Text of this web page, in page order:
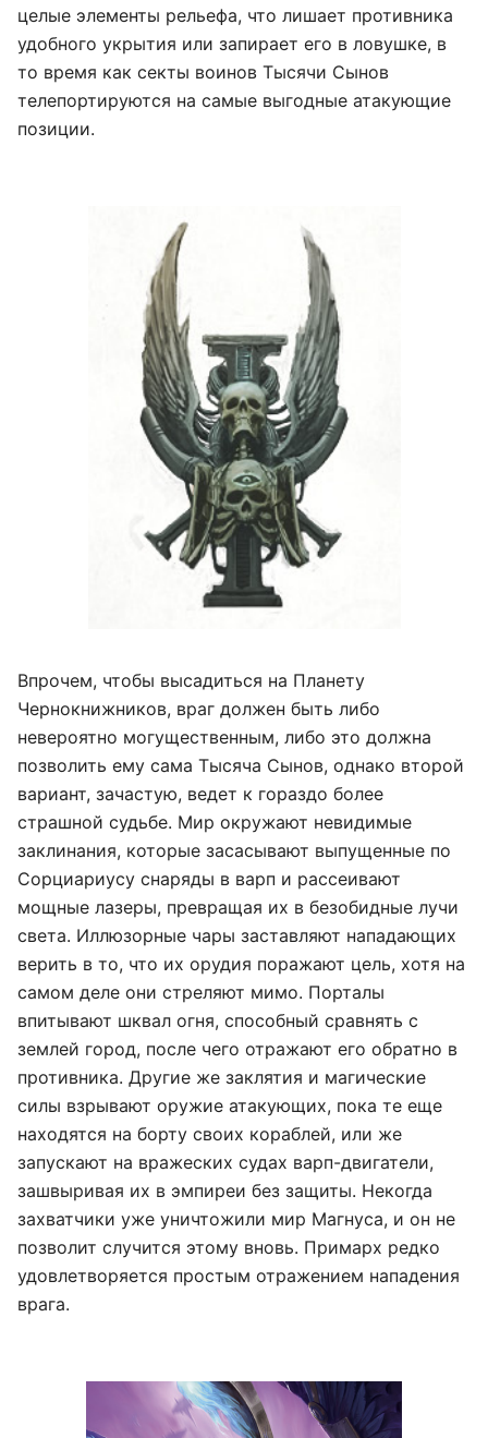
целые элементы рельефа, что лишает противника
удобного укрытия или запирает его в ловушке, в
то время как секты воинов Тысячи Сынов
телепортируются на самые выгодные атакующие
позиции.
Впрочем, чтобы высадиться на Планету
Чернокнижников, враг должен быть либо
невероятно могущественным, либо это должна
позволить ему сама Тысяча Сынов, однако второй
вариант, зачастую, ведет к гораздо более
страшной судьбе. Мир окружают невидимые
заклинания, которые засасывают выпущенные по
Сорциариусу снаряды в варп и рассеивают
мощные лазеры, превращая их в безобидные лучи
света. Иллюзорные чары заставляют нападающих
верить в то, что их орудия поражают цель, хотя на
самом деле они стреляют мимо. Порталы
впитывают шквал огня, способный сравнять с
землей город, после чего отражают его обратно в
противника. Другие же заклятия и магические
силы взрывают оружие атакующих, пока те еще
находятся на борту своих кораблей, или же
запускают на вражеских судах варп-двигатели,
зашвыривая их в эмпиреи без защиты. Некогда
захватчики уже уничтожили мир Магнуса, и он не
позволит случится этому вновь. Примарх редко
удовлетворяется простым отражением нападения
врага.